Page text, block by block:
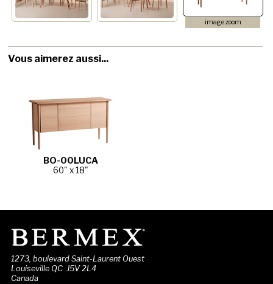
image zoom
Vous aimerez aussi...
BO-00LUCA
60" x 18"
1273, boulevard Saint-Laurent Ouest
Louiseville QC J5V 2L4
Canada